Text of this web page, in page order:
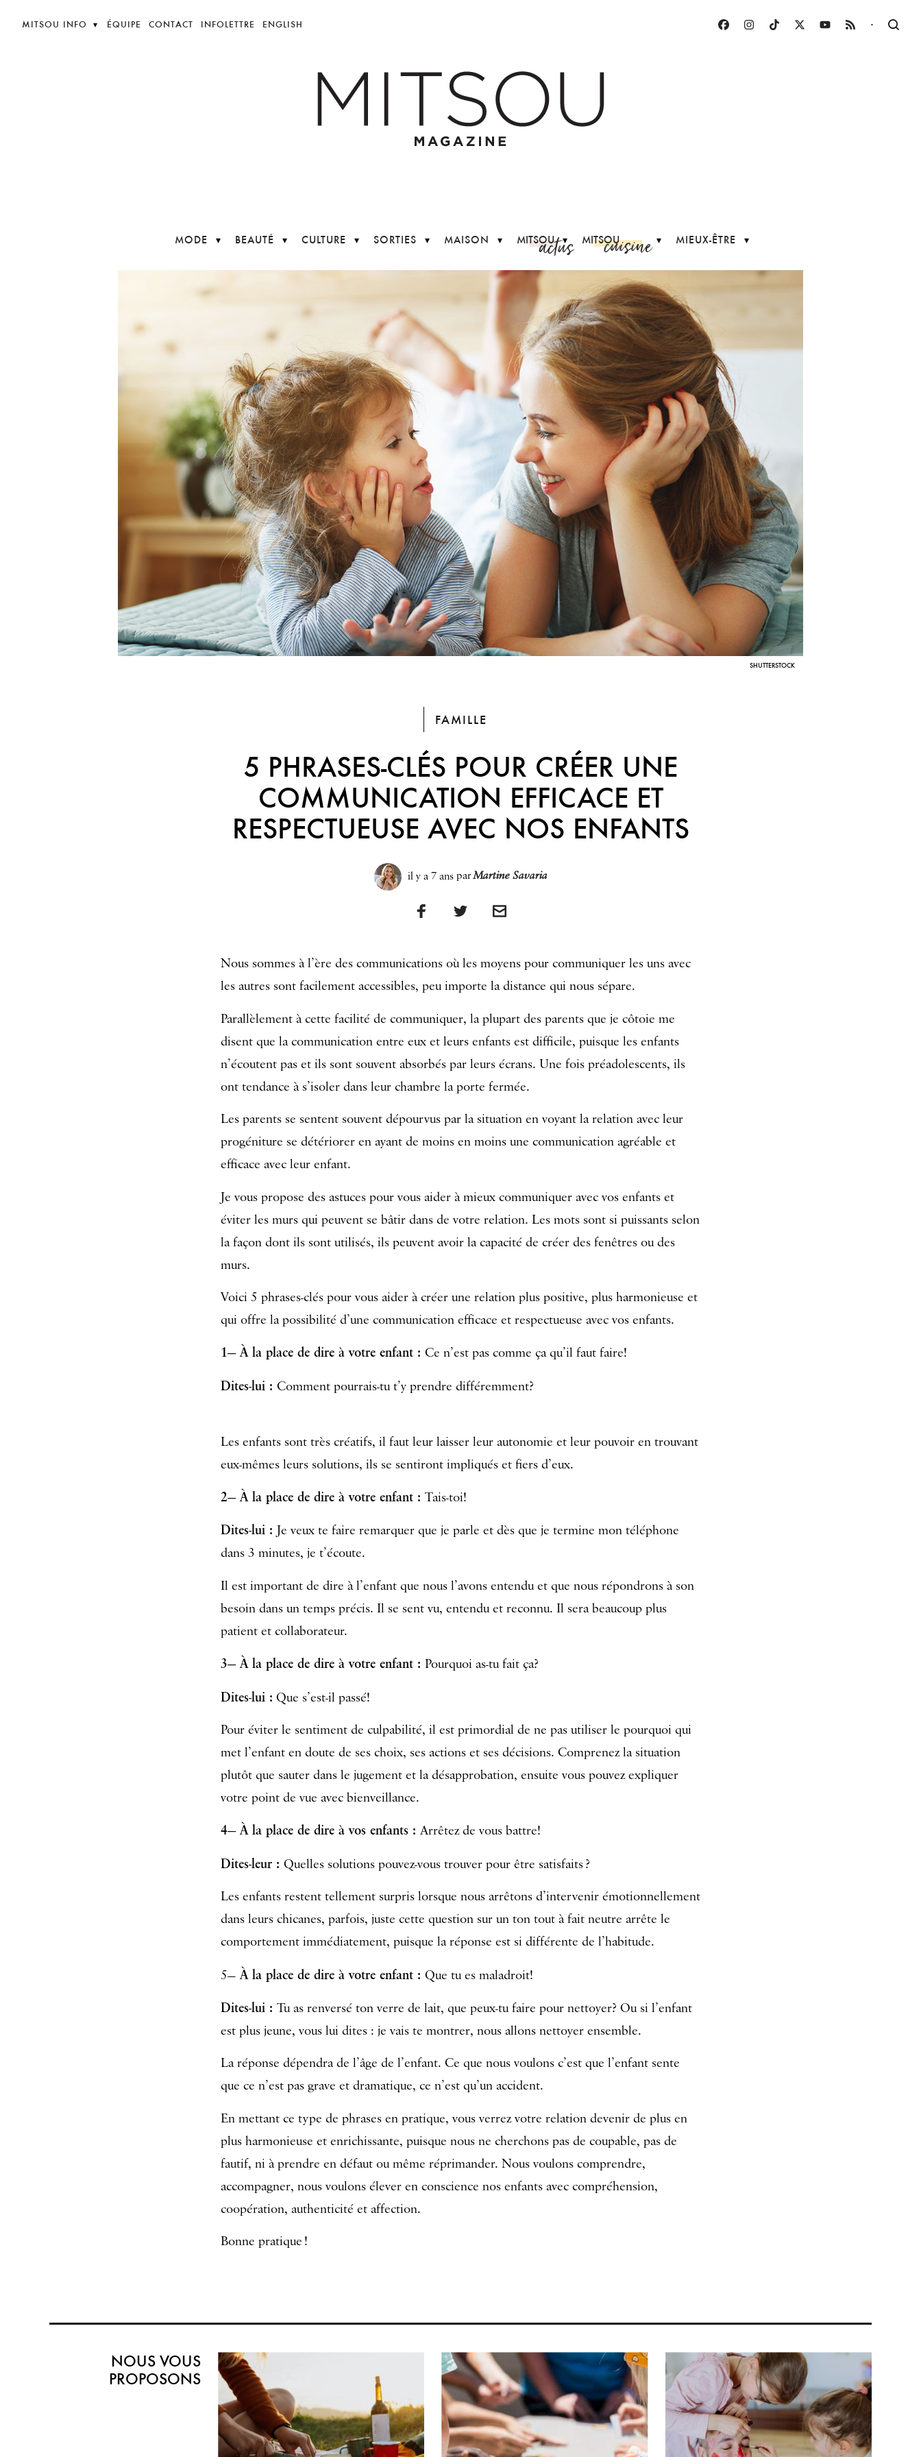
MITSOU INFO ÉQUIPE CONTACT INFOLETTRE ENGLISH ·
MODE BEAUTÉ CULTURE SORTIES MAISON MITSOUactus MITSOUcuisine MIEUX-ÊTRE
SHUTTERSTOCK
FAMILLE
5 PHRASES-CLÉS POUR CRÉER UNE
COMMUNICATION EFFICACE ET
RESPECTUEUSE AVEC NOS ENFANTS
il y a 7 ansparMartine Savaria
Nous sommes à l’ère des communications où les moyens pour communiquer les uns avec
les autres sont facilement accessibles, peu importe la distance qui nous sépare.
Parallèlement à cette facilité de communiquer, la plupart des parents que je côtoie me
disent que la communication entre eux et leurs enfants est difficile, puisque les enfants
n’écoutent pas et ils sont souvent absorbés par leurs écrans. Une fois préadolescents, ils
ont tendance à s’isoler dans leur chambre la porte fermée.
Les parents se sentent souvent dépourvus par la situation en voyant la relation avec leur
progéniture se détériorer en ayant de moins en moins une communication agréable et
efficace avec leur enfant.
Je vous propose des astuces pour vous aider à mieux communiquer avec vos enfants et
éviter les murs qui peuvent se bâtir dans de votre relation. Les mots sont si puissants selon
la façon dont ils sont utilisés, ils peuvent avoir la capacité de créer des fenêtres ou des
murs.
Voici 5 phrases-clés pour vous aider à créer une relation plus positive, plus harmonieuse et
qui offre la possibilité d’une communication efficace et respectueuse avec vos enfants.
1— À la place de dire à votre enfant : Ce n’est pas comme ça qu’il faut faire!
Dites-lui : Comment pourrais-tu t’y prendre différemment?
Les enfants sont très créatifs, il faut leur laisser leur autonomie et leur pouvoir en trouvant
eux-mêmes leurs solutions, ils se sentiront impliqués et fiers d’eux.
2— À la place de dire à votre enfant : Tais-toi!
Dites-lui : Je veux te faire remarquer que je parle et dès que je termine mon téléphone
dans 3 minutes, je t’écoute.
Il est important de dire à l’enfant que nous l’avons entendu et que nous répondrons à son
besoin dans un temps précis. Il se sent vu, entendu et reconnu. Il sera beaucoup plus
patient et collaborateur.
3— À la place de dire à votre enfant : Pourquoi as-tu fait ça?
Dites-lui : Que s’est-il passé!
Pour éviter le sentiment de culpabilité, il est primordial de ne pas utiliser le pourquoi qui
met l’enfant en doute de ses choix, ses actions et ses décisions. Comprenez la situation
plutôt que sauter dans le jugement et la désapprobation, ensuite vous pouvez expliquer
votre point de vue avec bienveillance.
4— À la place de dire à vos enfants : Arrêtez de vous battre!
Dites-leur : Quelles solutions pouvez-vous trouver pour être satisfaits ?
Les enfants restent tellement surpris lorsque nous arrêtons d’intervenir émotionnellement
dans leurs chicanes, parfois, juste cette question sur un ton tout à fait neutre arrête le
comportement immédiatement, puisque la réponse est si différente de l’habitude.
5— À la place de dire à votre enfant : Que tu es maladroit!
Dites-lui : Tu as renversé ton verre de lait, que peux-tu faire pour nettoyer? Ou si l’enfant
est plus jeune, vous lui dites : je vais te montrer, nous allons nettoyer ensemble.
La réponse dépendra de l’âge de l’enfant. Ce que nous voulons c’est que l’enfant sente
que ce n’est pas grave et dramatique, ce n’est qu’un accident.
En mettant ce type de phrases en pratique, vous verrez votre relation devenir de plus en
plus harmonieuse et enrichissante, puisque nous ne cherchons pas de coupable, pas de
fautif, ni à prendre en défaut ou même réprimander. Nous voulons comprendre,
accompagner, nous voulons élever en conscience nos enfants avec compréhension,
coopération, authenticité et affection.
Bonne pratique !
NOUS VOUS
PROPOSONS